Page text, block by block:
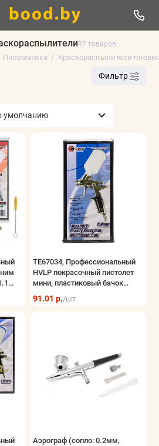
97 товаров
Пневматика Краскораспылители
Фильтр
TE67034, Профессиональный
HVLP покрасочный пистолет
мини, пластиковый бачок
(сопло 0.8 мм), Китай
91.01 р./шт
Аэрограф (сопло: 0.2мм,